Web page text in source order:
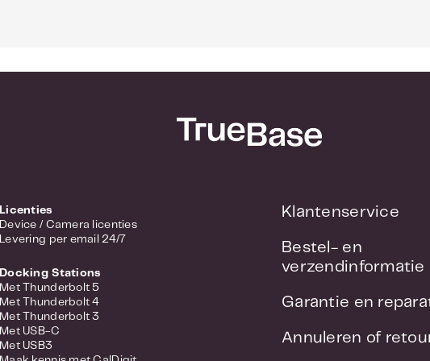
Licenties
Device / Camera licenties
Levering per email 24/7
Docking Stations
Met Thunderbolt 5
Met Thunderbolt 4
Met Thunderbolt 3
Met USB-C
Met USB3
Klantenservice
Bestel- en
verzendinformatie
Garantie en
Annuleren of